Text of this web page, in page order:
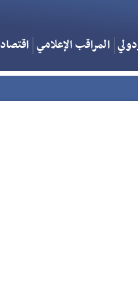
المراقب الإعلامي اقتصاد